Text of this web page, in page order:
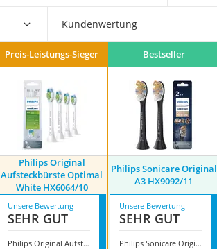
Kundenwertung
Preis-Leistungs-Sieger Bestseller
Philips Original
Aufsteckbürste Optimal
White HX6064/10
Philips Sonicare Original
A3 HX9092/11
Unsere Bewertung
SEHR GUT
Philips Original Aufsteckbürste Optimal White HX6064/10
Unsere Bewertung
SEHR GUT
Philips Sonicare Original A3 HX9092/11